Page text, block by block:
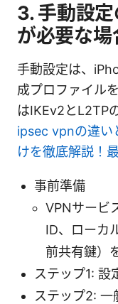
3. 手動設
が必要な場
手動設定は、
成プロファイル
はIKEv2とL2TP
ipsec vpnの違い
けを徹底解説！
事前準備
VPNサービ
ID、ローカ
前共有鍵）
ステップ1: 設
ステップ2: